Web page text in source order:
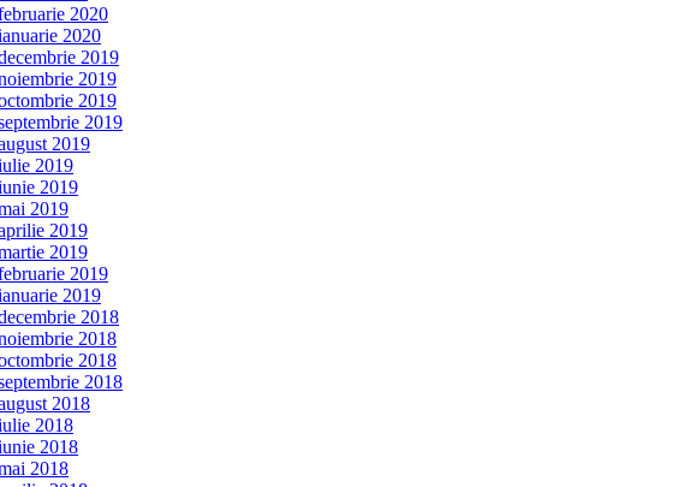
2020
2020
2019
2019
2019
2019
2019
2019
2019
2019
2019
2019
2019
2019
2018
2018
2018
2018
2018
2018
2018
2018